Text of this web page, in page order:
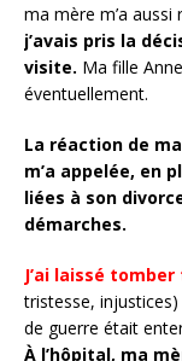
ma mère m’a
j’avais pris la
visite. Ma fille
éventuellement.
La réaction de
m’a appelée, en
liées à son
démarches.
J’ai laissé
tristesse, injustices)
de guerre était
À l’hôpital, ma